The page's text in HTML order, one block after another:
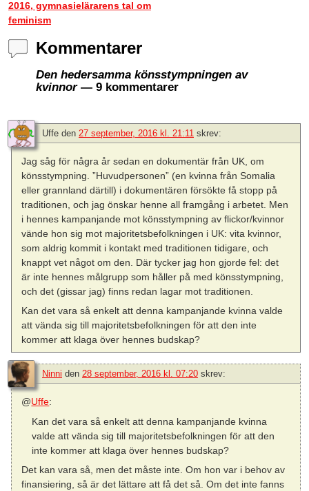
2016, gymnasielärarens tal om
feminism
Kommentarer
Den hedersamma könsstympningen av
kvinnor— 9 kommentarer
Uffe den 27 september, 2016 kl. 21:11 skrev:
Jag såg för några år sedan en dokumentär från UK, om
könsstympning. ”Huvudpersonen” (en kvinna från Somalia
eller grannland därtill) i dokumentären försökte få stopp på
traditionen, och jag önskar henne all framgång i arbetet. Men
i hennes kampanjande mot könsstympning av flickor/kvinnor
vände hon sig mot majoritetsbefolkningen i UK: vita kvinnor,
som aldrig kommit i kontakt med traditionen tidigare, och
knappt vet något om den. Där tycker jag hon gjorde fel: det
är inte hennes målgrupp som håller på med könsstympning,
och det (gissar jag) finns redan lagar mot traditionen.
Kan det vara så enkelt att denna kampanjande kvinna valde
att vända sig till majoritetsbefolkningen för att den inte
kommer att klaga över hennes budskap?
Ninni den 28 september, 2016 kl. 07:20 skrev:
@Uffe:
Kan det vara så enkelt att denna kampanjande kvinna
valde att vända sig till majoritetsbefolkningen för att den
inte kommer att klaga över hennes budskap?
Det kan vara så, men det måste inte. Om hon var i behov av
finansiering, så är det lättare att få det så. Om det inte fanns